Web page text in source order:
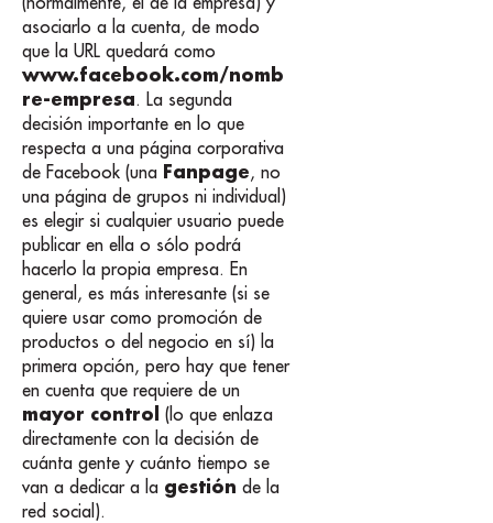
asociarlo a la cuenta, de modo
que la URL quedará como
www.facebook.com/nomb
re-empresa. La segunda
decisión importante en lo que
respecta a una página corporativa
de Facebook (una Fanpage, no
una página de grupos ni individual)
es elegir si cualquier usuario puede
publicar en ella o sólo podrá
hacerlo la propia empresa. En
general, es más interesante (si se
quiere usar como promoción de
productos o del negocio en sí) la
primera opción, pero hay que tener
en cuenta que requiere de un
mayor control (lo que enlaza
directamente con la decisión de
cuánta gente y cuánto tiempo se
van a dedicar a la gestión de la
red social).